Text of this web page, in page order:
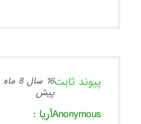
پیوند ثابت
16 سال 8 ماه
پیش
Anonymousآریا
: